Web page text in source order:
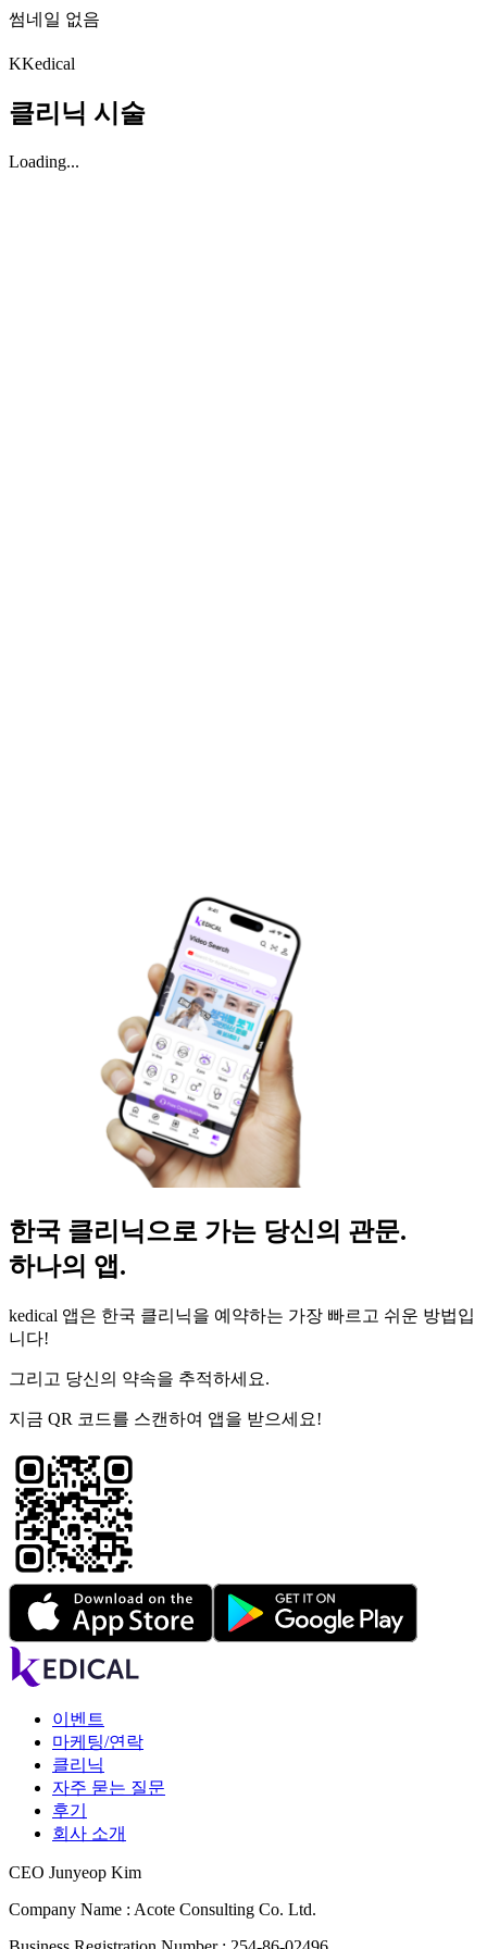
썸네일 없음
KKedical
클리닉 시술
Loading...
한국 클리닉으로 가는 당신의 관문.
하나의 앱.
kedical 앱은 한국 클리닉을 예약하는 가장 빠르고 쉬운 방법입
니다!
그리고 당신의 약속을 추적하세요.
지금 QR 코드를 스캔하여 앱을 받으세요!
이벤트
마케팅/연락
클리닉
자주 묻는 질문
후기
회사 소개
CEO Junyeop Kim
Company Name : Acote Consulting Co. Ltd.